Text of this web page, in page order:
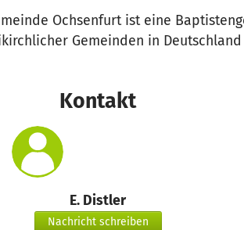
Ochsenfurt ist eine
Gemeinden in Deutschland
Kontakt
E. Distler
Nachricht schreiben